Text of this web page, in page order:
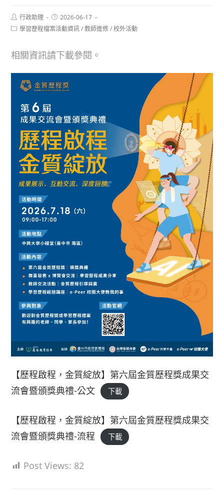
Post
author:
行政助理
Post
published:
2026-06-17
Post學習歷程檔案活動資訊 / 教師進修 / 校外活動
相關資訊請下載參閱。
【歷程啟程，金質綻放】第六屆金質歷程獎成果交
流會暨頒獎典禮-公文
下載
【歷程啟程，金質綻放】第六屆金質歷程獎成果交
流會暨頒獎典禮-流程
下載
Post Views: 82